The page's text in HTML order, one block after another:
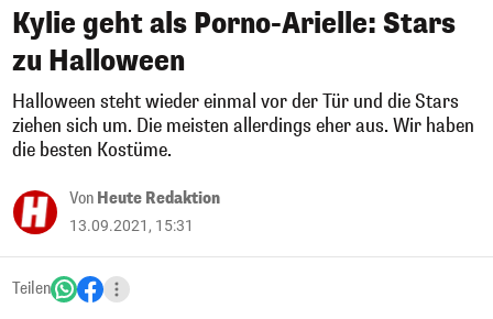
Kylie geht als Porno-Arielle: Stars
zu Halloween
Halloween steht wieder einmal vor der Tür und die Stars
ziehen sich um. Die meisten allerdings eher aus. Wir haben
die besten Kostüme.
Von Heute Redaktion
13.09.2021, 15:31
Teilen